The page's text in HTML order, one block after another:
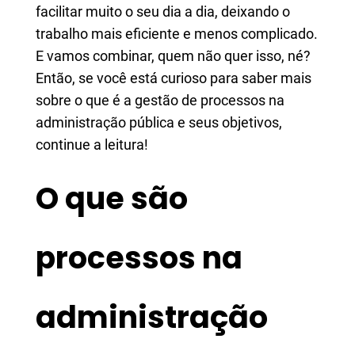
facilitar muito o seu dia a dia, deixando o
trabalho mais eficiente e menos complicado.
E vamos combinar, quem não quer isso, né?
Então, se você está curioso para saber mais
sobre o que é a gestão de processos na
administração pública e seus objetivos,
continue a leitura!
O que são
processos na
administração